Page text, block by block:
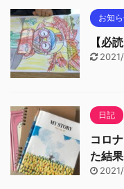
お知
【必
日記
コロ
た結